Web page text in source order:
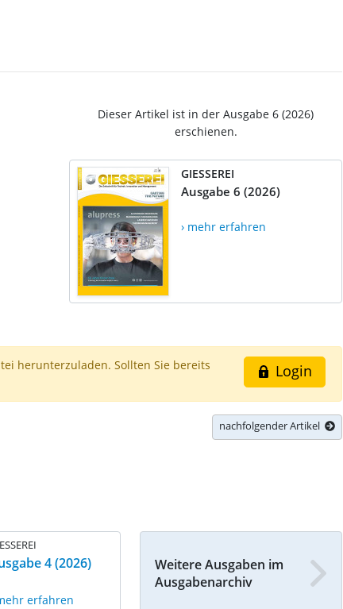
Dieser Artikel ist in der Ausgabe 6 (2026)
erschienen.
GIESSEREI
Ausgabe 6 (2026)
› mehr erfahren
Login
herunterzuladen. Sollten Sie bereits
nachfolgender Artikel
4 (2026)
erfahren
Weitere Ausgaben im
Ausgabenarchiv